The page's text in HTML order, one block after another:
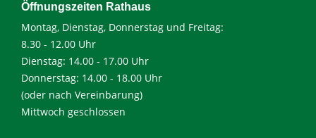
Öffnungszeiten Rathaus
Montag, Dienstag, Donnerstag und Freitag:
8.30 - 12.00 Uhr
Dienstag: 14.00 - 17.00 Uhr
Donnerstag: 14.00 - 18.00 Uhr
(oder nach Vereinbarung)
Mittwoch geschlossen